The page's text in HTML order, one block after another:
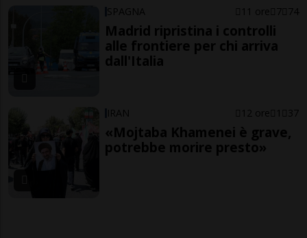
SPAGNA 11 ore 7 74
Madrid ripristina i controlli
alle frontiere per chi arriva
dall'Italia
IRAN 12 ore 1 37
«Mojtaba Khamenei è grave,
potrebbe morire presto»